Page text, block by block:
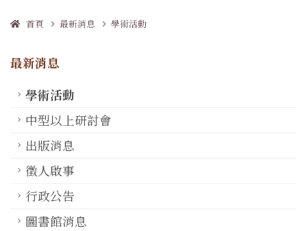
首頁 最新消息 學術活動
最新消息
學術活動
中型以上研討會
出版消息
徵人啟事
行政公告
圖書館消息